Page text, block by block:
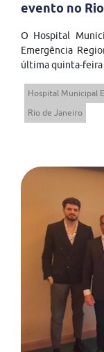
evento no Rio
O Hospital
Emergência
última quinta-feira
Hospital Municipal
Rio de Janeiro